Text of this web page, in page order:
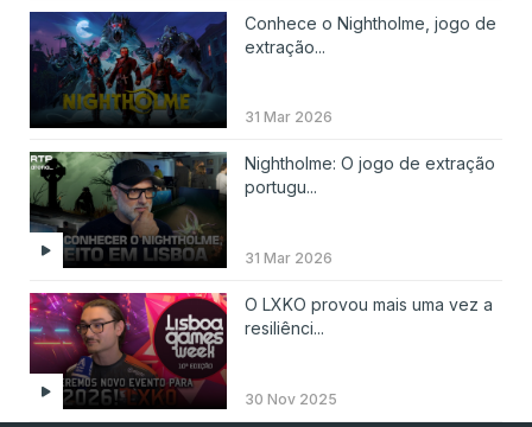
Conhece o Nightholme, jogo de
extração...
31 Mar 2026
Nightholme: O jogo de extração
portugu...
31 Mar 2026
O LXKO provou mais uma vez a
resiliênci...
30 Nov 2025